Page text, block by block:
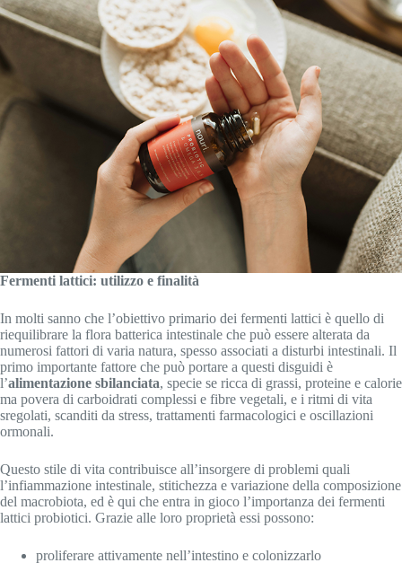
Fermenti lattici: utilizzo e finalità
In molti sanno che l’obiettivo primario dei fermenti lattici è quello di
riequilibrare la flora batterica intestinale che può essere alterata da
numerosi fattori di varia natura, spesso associati a disturbi intestinali. Il
primo importante fattore che può portare a questi disguidi è
l’alimentazione sbilanciata, specie se ricca di grassi, proteine e calorie
ma povera di carboidrati complessi e fibre vegetali, e i ritmi di vita
sregolati, scanditi da stress, trattamenti farmacologici e oscillazioni
ormonali.
Questo stile di vita contribuisce all’insorgere di problemi quali
l’infiammazione intestinale, stitichezza e variazione della composizione
del macrobiota, ed è qui che entra in gioco l’importanza dei fermenti
lattici probiotici. Grazie alle loro proprietà essi possono:
proliferare attivamente nell’intestino e colonizzarlo